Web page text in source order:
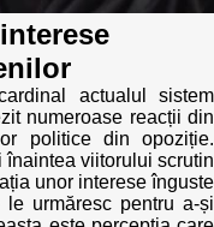
actualul sistem
numeroase reacții din
politice din opoziție.
viitorului scrutin
unor interese înguste
urmăresc pentru a-și